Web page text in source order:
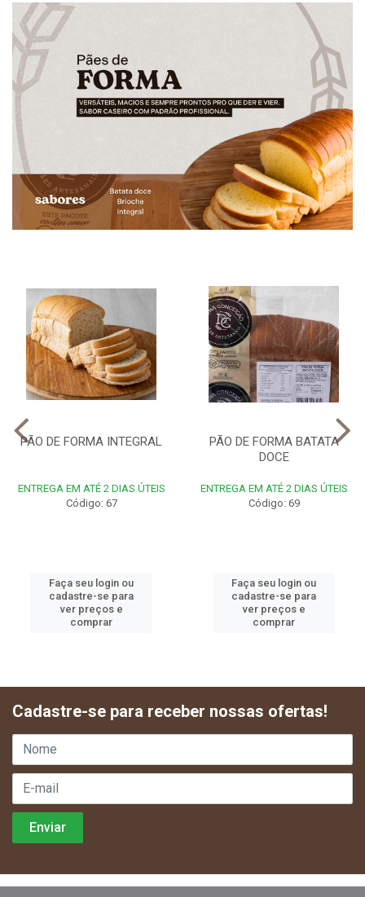
PÃO DE FORMA INTEGRAL
ENTREGA EM ATÉ 2 DIAS ÚTEIS
Código: 67
Faça seu login ou
cadastre-se para
ver preços e
comprar
PÃO DE FORMA BATATA
DOCE
ENTREGA EM ATÉ 2 DIAS ÚTEIS
Código: 69
Faça seu login ou
cadastre-se para
ver preços e
comprar
Cadastre-se para receber nossas ofertas!